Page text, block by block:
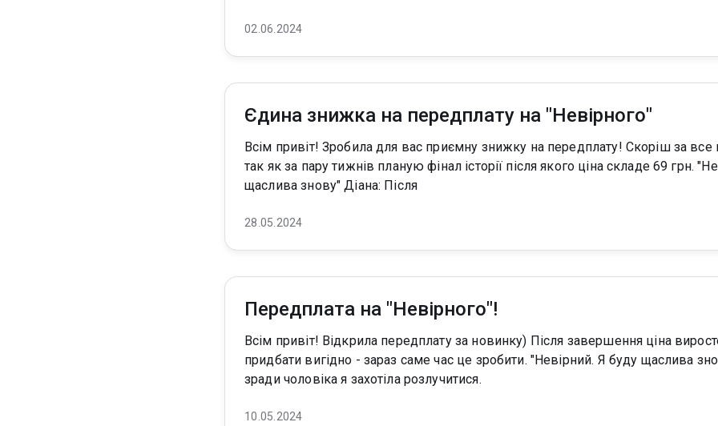
02.06.2024
Єдина знижка на передплату на "Невірного"
Всім привіт! Зробила для вас приємну знижку на передплату! Скоріш за все вона буде єдина,
так як за пару тижнів планую фінал історії після якого ціна складе 69 грн. "Невірний. Я буду
щаслива знову" Діана: Після
28.05.2024
Передплата на "Невірного"!
Всім привіт! Відкрила передплату за новинку) Після завершення ціна виросте, тому хто хоче
придбати вигідно - зараз саме час це зробити. "Невірний. Я буду щаслива знову" Діана: Після
зради чоловіка я захотіла розлучитися.
10.05.2024